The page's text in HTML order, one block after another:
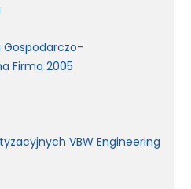
Gospodarczo-
Firma 2005
VBW Engineering